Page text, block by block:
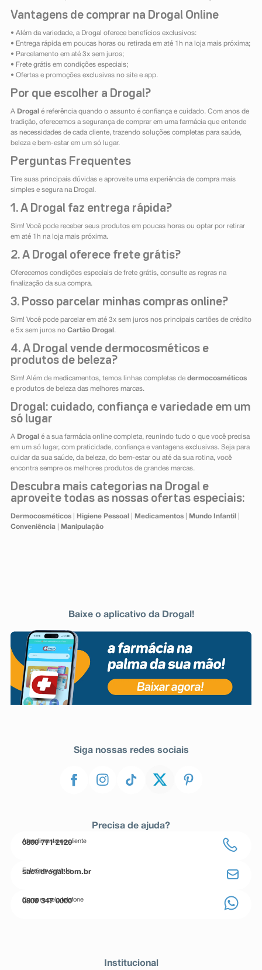
Vantagens de comprar na Drogal Online
• Além da variedade, a Drogal oferece benefícios exclusivos:
• Entrega rápida em poucas horas ou retirada em até 1h na loja mais próxima;
• Parcelamento em até 3x sem juros;
• Frete grátis em condições especiais;
• Ofertas e promoções exclusivas no site e app.
Por que escolher a Drogal?
A Drogal é referência quando o assunto é confiança e cuidado. Com anos de
tradição, oferecemos a segurança de comprar em uma farmácia que entende
as necessidades de cada cliente, trazendo soluções completas para saúde,
beleza e bem-estar em um só lugar.
Perguntas Frequentes
Tire suas principais dúvidas e aproveite uma experiência de compra mais
simples e segura na Drogal.
1. A Drogal faz entrega rápida?
Sim! Você pode receber seus produtos em poucas horas ou optar por retirar
em até 1h na loja mais próxima.
2. A Drogal oferece frete grátis?
Oferecemos condições especiais de frete grátis, consulte as regras na
finalização da sua compra.
3. Posso parcelar minhas compras online?
Sim! Você pode parcelar em até 3x sem juros nos principais cartões de crédito
e 5x sem juros no Cartão Drogal .
4. A Drogal vende dermocosméticos e
produtos de beleza?
Sim! Além de medicamentos, temos linhas completas de dermocosméticos
e produtos de beleza das melhores marcas.
Drogal: cuidado, confiança e variedade em um
só lugar
A Drogal é a sua farmácia online completa, reunindo tudo o que você precisa
em um só lugar, com praticidade, confiança e vantagens exclusivas. Seja para
cuidar da sua saúde, da beleza, do bem-estar ou até da sua rotina, você
encontra sempre os melhores produtos de grandes marcas.
Descubra mais categorias na Drogal e
aproveite todas as nossas ofertas especiais:
Dermocosméticos| Higiene Pessoal Medicamentos| Mundo Infantil
Conveniência| Manipulação
Baixe o aplicativo da Drogal!
Siga nossas redes sociais
Precisa de ajuda?
Atendimento ao cliente
0800 771 2120
Entre em contato
sac@drogal.com.br
Compre pelo telefone
0800 347 0000
Institucional